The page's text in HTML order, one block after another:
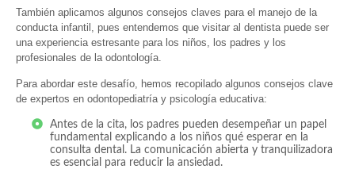
También aplicamos algunos consejos claves para el manejo de la
conducta infantil, pues entendemos que visitar al dentista puede ser
una experiencia estresante para los niños, los padres y los
profesionales de la odontología.
Para abordar este desafío, hemos recopilado algunos consejos clave
de expertos en odontopediatría y psicología educativa:
Antes de la cita, los padres pueden desempeñar un papel
fundamental explicando a los niños qué esperar en la
consulta dental. La comunicación abierta y tranquilizadora
es esencial para reducir la ansiedad.